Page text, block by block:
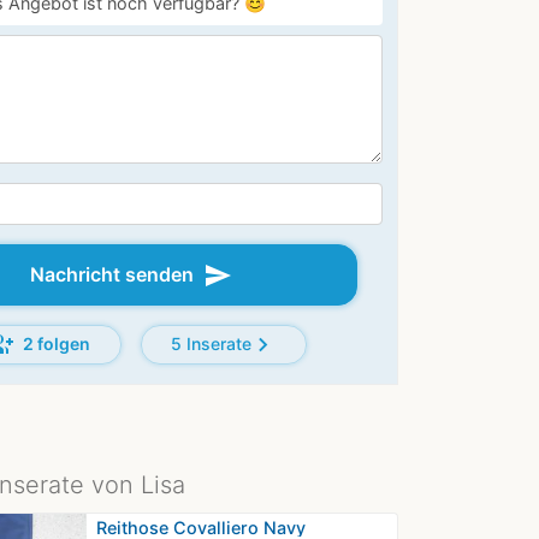
Nachricht senden send
2 folgen 5 Inseratechevron_right
von Lisa
Reithose Covalliero Navy